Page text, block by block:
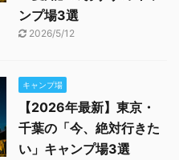
ンプ場3選
2026/5/12
キャンプ場
【2026年最新】東京・
千葉の「今、絶対行きた
い」キャンプ場3選